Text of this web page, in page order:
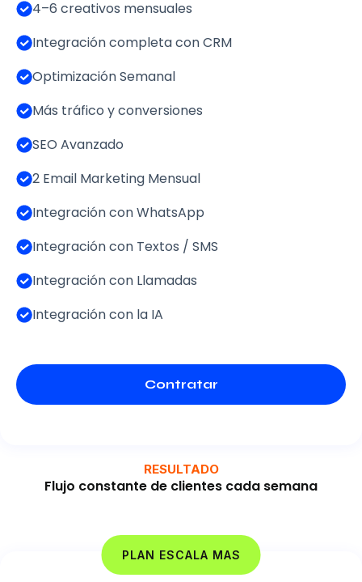
4–6 creativos mensuales
Integración completa con CRM
Optimización Semanal
Más tráfico y conversiones
SEO Avanzado
2 Email Marketing Mensual
Integración con WhatsApp
Integración con Textos / SMS
Integración con Llamadas
Integración con la IA
Contratar
RESULTADO
Flujo constante de clientes cada semana
PLAN ESCALA MAS